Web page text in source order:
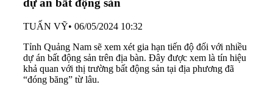
dự án bất động sản
TUẤN VỸ• 06/05/2024 10:32
Tỉnh Quảng Nam sẽ xem xét gia hạn tiến độ đối với nhiều
dự án bất động sản trên địa bàn. Đây được xem là tín hiệu
khả quan với thị trường bất động sản tại địa phương đã
“đóng băng” từ lâu.